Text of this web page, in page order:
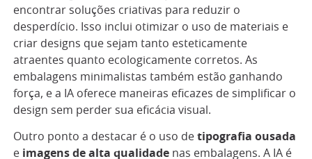
encontrar soluções criativas para reduzir o
desperdício. Isso inclui otimizar o uso de materiais e
criar designs que sejam tanto esteticamente
atraentes quanto ecologicamente corretos. As
embalagens minimalistas também estão ganhando
força, e a IA oferece maneiras eficazes de simplificar o
design sem perder sua eficácia visual.
Outro ponto a destacar é o uso de tipografia ousada
e imagens de alta qualidade nas embalagens. A IA é